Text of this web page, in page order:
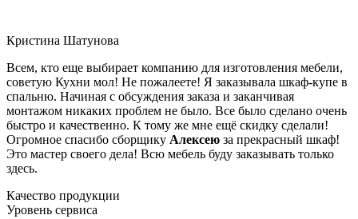
Кристина Шатунова
Всем, кто еще выбирает компанию для изготовления мебели,
советую Кухни мол! Не пожалеете! Я заказывала шкаф-купе в
спальню. Начиная с обсуждения заказа и заканчивая
монтажом никаких проблем не было. Все было сделано очень
быстро и качественно. К тому же мне ещё скидку сделали!
Огромное спасибо сборщику Алексею за прекрасный шкаф!
Это мастер своего дела! Всю мебель буду заказывать только
здесь.
Качество продукции
Уровень сервиса